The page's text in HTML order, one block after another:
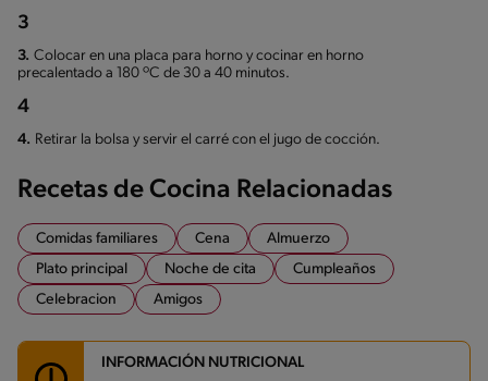
3
3. Colocar en una placa para horno y cocinar en horno
precalentado a 180 ºC de 30 a 40 minutos.
4
4. Retirar la bolsa y servir el carré con el jugo de cocción.
Recetas de Cocina Relacionadas
Comidas familiares Cena
Almuerzo
Plato principal
Noche de cita
Cumpleaños
Celebracion
Amigos
INFORMACIÓN NUTRICIONAL